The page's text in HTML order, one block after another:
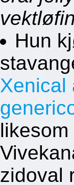
Hun
Xenical
zidoval